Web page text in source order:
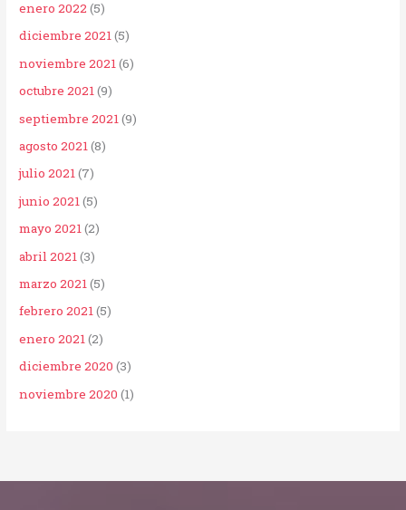
enero 2022 (5)
diciembre 2021(5)
noviembre 2021(6)
octubre 2021(9)
septiembre 2021(9)
agosto 2021(8)
julio 2021(7)
junio 2021(5)
mayo 2021(2)
abril 2021(3)
marzo 2021(5)
febrero 2021(5)
enero 2021(2)
diciembre 2020 (3)
noviembre 2020 (1)